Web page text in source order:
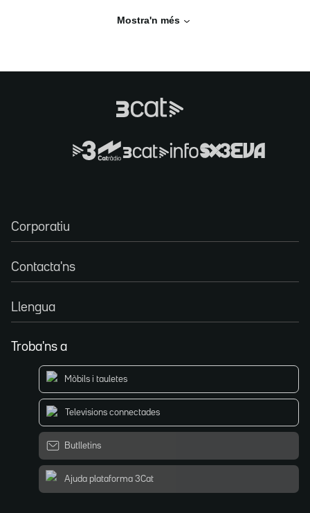
Mostra'n més
Corporatiu
Contacta'ns
Llengua
Troba'ns a
Mòbils i tauletes
Televisions connectades
Butlletins
Ajuda plataforma 3Cat